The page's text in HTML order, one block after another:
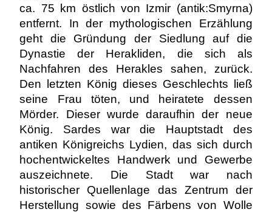
ca. 75 km östlich von Izmir (antik:Smyrna)
entfernt. In der mythologischen Erzählung
geht die Gründung der Siedlung auf die
Dynastie der Herakliden, die sich als
Nachfahren des Herakles sahen, zurück.
Den letzten König dieses Geschlechts ließ
seine Frau töten, und heiratete dessen
Mörder. Dieser wurde daraufhin der neue
König. Sardes war die Hauptstadt des
antiken Königreichs Lydien, das sich durch
hochentwickeltes Handwerk und Gewerbe
auszeichnete. Die Stadt war nach
historischer Quellenlage das Zentrum der
Herstellung sowie des Färbens von Wolle